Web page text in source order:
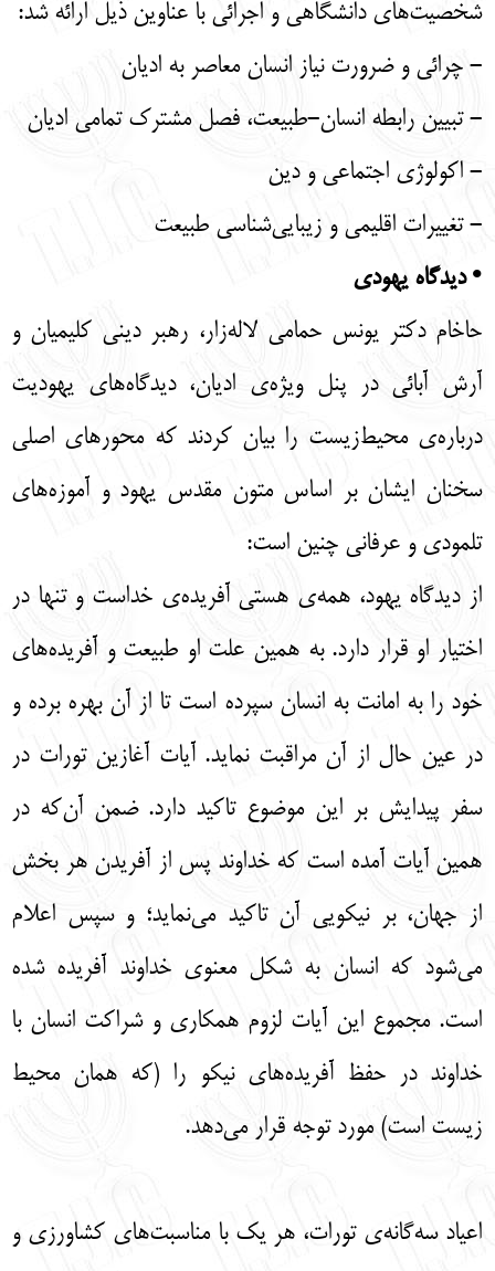
شخصیت‌های دانشگاهی و اجرائی با عناوین ذیل ارائه شد:
- چرائی و ضرورت نیاز انسان معاصر به ادیان
- تبیین رابطه انسان-طبیعت، فصل مشترک تمامی ادیان
- اکولوژی اجتماعی و دین
- تغییرات اقلیمی و زیبایی‌شناسی طبیعت
• دیدگاه یهودی
حاخام دکتر یونس حمامی لاله‌زار، رهبر دینی کلیمیان و
آرش آبائی در پنل ویژه‌ی ادیان، دیدگاه‌های یهودیت
درباره‌ی محیط‌زیست را بیان کردند که محورهای اصلی
سخنان ایشان بر اساس متون مقدس یهود و آموزه‌های
تلمودی و عرفانی چنین است:
از دیدگاه یهود، همه‌ی هستی آفریده‌ی خداست و تنها در
اختیار او قرار دارد. به همین علت او طبیعت و آفریده‌های
خود را به امانت به انسان سپرده است تا از آن بهره برده و
در عین حال از آن مراقبت نماید. آیات آغازین تورات در
سفر پیدایش بر این موضوع تاکید دارد. ضمن آن‌که در
همین آیات آمده است که خداوند پس از آفریدن هر بخش
از جهان، بر نیکویی آن تاکید می‌نماید؛ و سپس اعلام
می‌شود که انسان به شکل معنوی خداوند آفریده شده
است. مجموع این آیات لزوم همکاری و شراکت انسان با
خداوند در حفظ آفریده‌های نیکو را (که همان محیط
زیست است) مورد توجه قرار می‌دهد.
اعیاد سه‌گانه‌ی تورات، هر یک با مناسبت‌های کشاورزی و